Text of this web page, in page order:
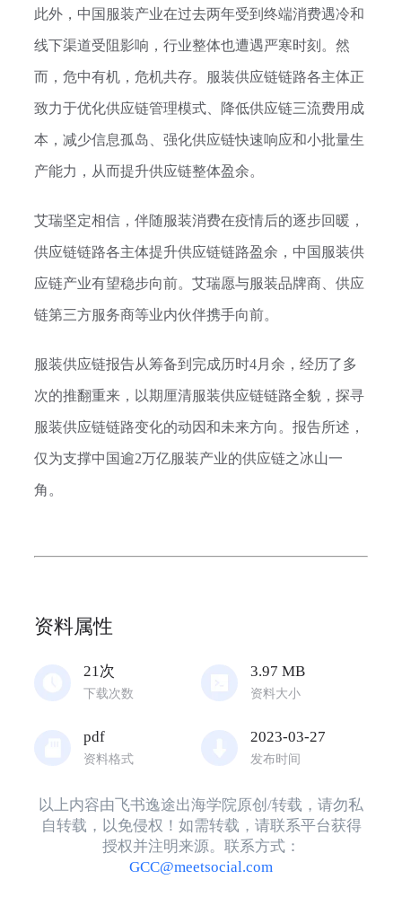
此外，中国服装产业在过去两年受到终端消费遇冷和
线下渠道受阻影响，行业整体也遭遇严寒时刻。然
而，危中有机，危机共存。服装供应链链路各主体正
致力于优化供应链管理模式、降低供应链三流费用成
本，减少信息孤岛、强化供应链快速响应和小批量生
产能力，从而提升供应链整体盈余。
艾瑞坚定相信，伴随服装消费在疫情后的逐步回暖，
供应链链路各主体提升供应链链路盈余，中国服装供
应链产业有望稳步向前。艾瑞愿与服装品牌商、供应
链第三方服务商等业内伙伴携手向前。
服装供应链报告从筹备到完成历时4月余，经历了多
次的推翻重来，以期厘清服装供应链链路全貌，探寻
服装供应链链路变化的动因和未来方向。报告所述，
仅为支撑中国逾2万亿服装产业的供应链之冰山一
角。
资料属性
21次
下载次数
3.97 MB
资料大小
pdf
资料格式
2023-03-27
发布时间
以上内容由飞书逸途出海学院原创/转载，请勿私
自转载，以免侵权！如需转载，请联系平台获得
授权并注明来源。联系方式：
GCC@meetsocial.com